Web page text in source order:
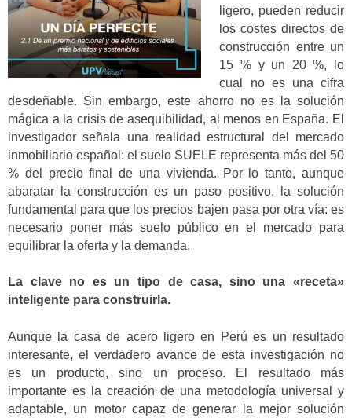
ligero, pueden reducir
los costes directos de
construcción entre un
15 % y un 20 %, lo
cual no es una cifra
desdeñable. Sin embargo, este ahorro no es la solución
mágica a la crisis de asequibilidad, al menos en España. El
investigador señala una realidad estructural del mercado
inmobiliario español: el suelo SUELE representa más del 50
% del precio final de una vivienda. Por lo tanto, aunque
abaratar la construcción es un paso positivo, la solución
fundamental para que los precios bajen pasa por otra vía: es
necesario poner más suelo público en el mercado para
equilibrar la oferta y la demanda.
La clave no es un tipo de casa, sino una «receta»
inteligente para construirla.
Aunque la casa de acero ligero en Perú es un resultado
interesante, el verdadero avance de esta investigación no
es un producto, sino un proceso. El resultado más
importante es la creación de una metodología universal y
adaptable, un motor capaz de generar la mejor solución